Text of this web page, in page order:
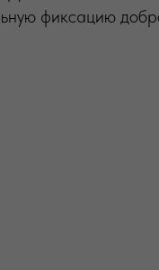
фиксацию